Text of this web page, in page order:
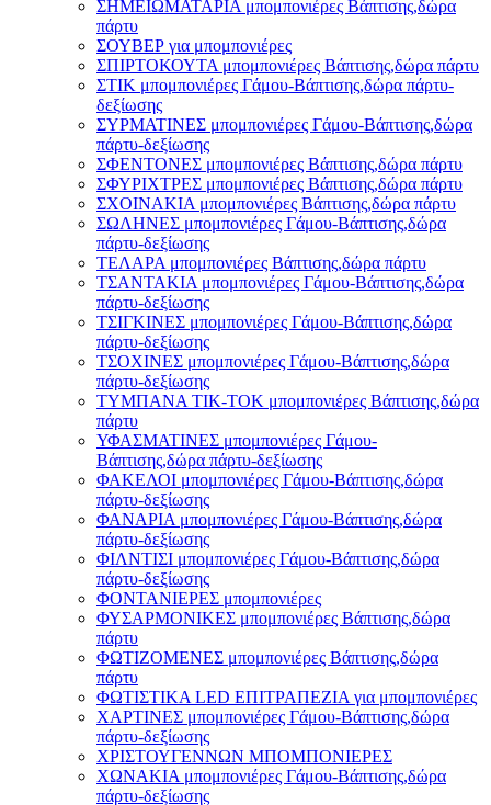
ΣΗΜΕΙΩΜΑΤΑΡΙΑ μπομπονιέρες Βάπτισης,δώρα
πάρτυ
ΣΟΥΒΕΡ για μπομπονιέρες
ΣΠΙΡΤΟΚΟΥΤΑ μπομπονιέρες Βάπτισης,δώρα πάρτυ
ΣΤΙΚ μπομπονιέρες Γάμου-Βάπτισης,δώρα πάρτυ-
δεξίωσης
ΣΥΡΜΑΤΙΝΕΣ μπομπονιέρες Γάμου-Βάπτισης,δώρα
πάρτυ-δεξίωσης
ΣΦΕΝΤΟΝΕΣ μπομπονιέρες Βάπτισης,δώρα πάρτυ
ΣΦΥΡΙΧΤΡΕΣ μπομπονιέρες Βάπτισης,δώρα πάρτυ
ΣΧΟΙΝΑΚΙΑ μπομπονιέρες Βάπτισης,δώρα πάρτυ
ΣΩΛΗΝΕΣ μπομπονιέρες Γάμου-Βάπτισης,δώρα
πάρτυ-δεξίωσης
ΤΕΛΑΡΑ μπομπονιέρες Βάπτισης,δώρα πάρτυ
ΤΣΑΝΤΑΚΙΑ μπομπονιέρες Γάμου-Βάπτισης,δώρα
πάρτυ-δεξίωσης
ΤΣΙΓΚΙΝΕΣ μπομπονιέρες Γάμου-Βάπτισης,δώρα
πάρτυ-δεξίωσης
ΤΣΟΧΙΝΕΣ μπομπονιέρες Γάμου-Βάπτισης,δώρα
πάρτυ-δεξίωσης
ΤΥΜΠΑΝΑ ΤΙΚ-ΤΟΚ μπομπονιέρες Βάπτισης,δώρα
πάρτυ
ΥΦΑΣΜΑΤΙΝΕΣ μπομπονιέρες Γάμου-
Βάπτισης,δώρα πάρτυ-δεξίωσης
ΦΑΚΕΛΟΙ μπομπονιέρες Γάμου-Βάπτισης,δώρα
πάρτυ-δεξίωσης
ΦΑΝΑΡΙΑ μπομπονιέρες Γάμου-Βάπτισης,δώρα
πάρτυ-δεξίωσης
ΦΙΛΝΤΙΣΙ μπομπονιέρες Γάμου-Βάπτισης,δώρα
πάρτυ-δεξίωσης
ΦΟΝΤΑΝΙΕΡΕΣ μπομπονιέρες
ΦΥΣΑΡΜΟΝΙΚΕΣ μπομπονιέρες Βάπτισης,δώρα
πάρτυ
ΦΩΤΙΖΟΜΕΝΕΣ μπομπονιέρες Βάπτισης,δώρα
πάρτυ
ΦΩΤΙΣΤΙΚΑ LED ΕΠΙΤΡΑΠΕΖΙΑ για μπομπονιέρες
ΧΑΡΤΙΝΕΣ μπομπονιέρες Γάμου-Βάπτισης,δώρα
πάρτυ-δεξίωσης
ΧΡΙΣΤΟΥΓΕΝΝΩΝ ΜΠΟΜΠΟΝΙΕΡΕΣ
ΧΩΝΑΚΙΑ μπομπονιέρες Γάμου-Βάπτισης,δώρα
πάρτυ-δεξίωσης